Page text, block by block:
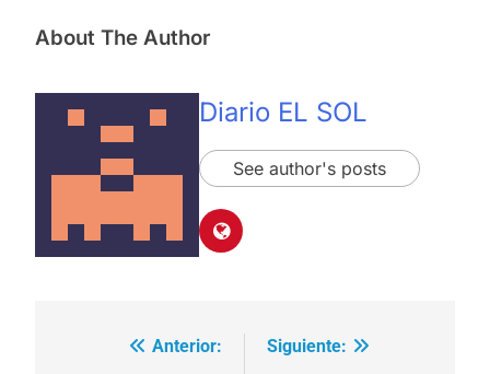
About The Author
Diario EL SOL
See author's posts
Navegación
Anterior:
Siguiente: